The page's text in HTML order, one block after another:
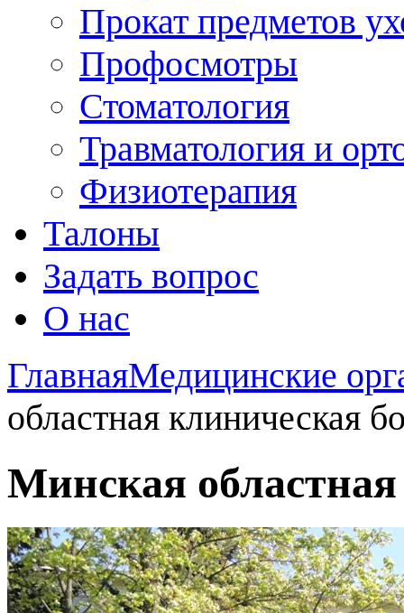
Прокат предметов
Профосмотры
Стоматология
Травматология и
Физиотерапия
Талоны
Задать вопрос
О нас
ГлавнаяМедицинские
областная клиническая
Минская